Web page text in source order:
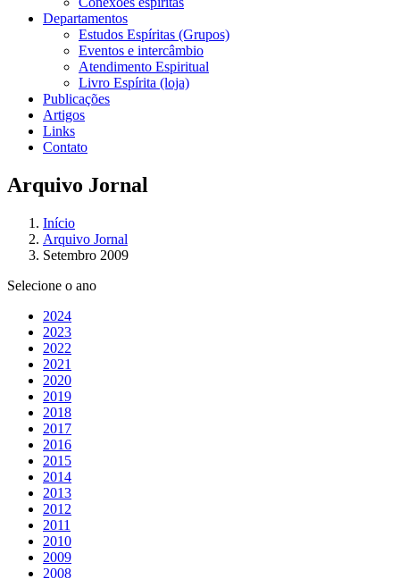
Departamentos
Estudos Espíritas (Grupos)
Eventos e intercâmbio
Atendimento Espiritual
Livro Espírita (loja)
Publicações
Artigos
Links
Contato
Arquivo Jornal
Início
Arquivo Jornal
Setembro 2009
Selecione o ano
2024
2023
2022
2021
2020
2019
2018
2017
2016
2015
2014
2013
2012
2011
2010
2009
2008